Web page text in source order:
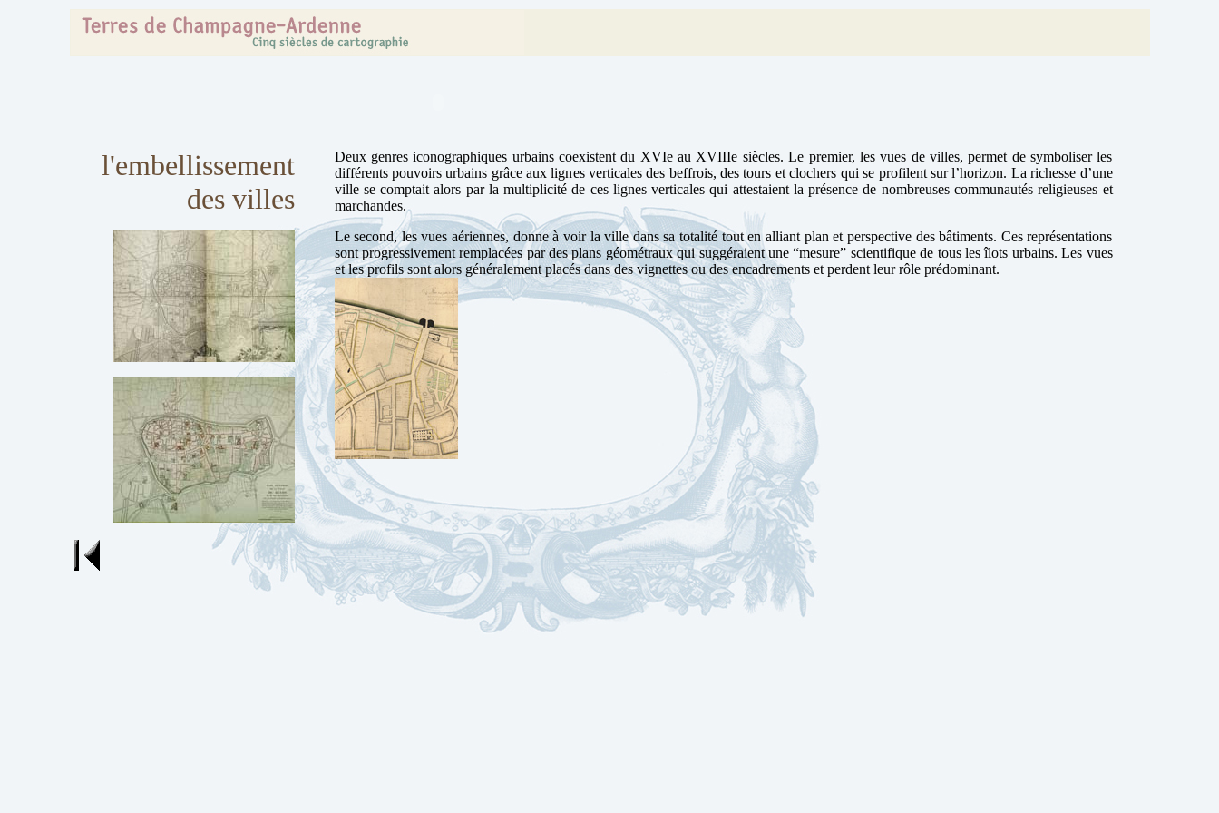
l'embellissement
des villes
Deux genres iconographiques urbains coexistent du XVIe au XVIIIe siècles. Le premier, les vues de villes, permet de symboliser les
différents pouvoirs urbains grâce aux lignes verticales des beffrois, des tours et clochers qui se profilent sur l’horizon. La richesse d’une
ville se comptait alors par la multiplicité de ces lignes verticales qui attestaient la présence de nombreuses communautés religieuses et
marchandes.
Le second, les vues aériennes, donne à voir la ville dans sa totalité tout en alliant plan et perspective des bâtiments. Ces représentations
sont progressivement remplacées par des plans géométraux qui suggéraient une “mesure” scientifique de tous les îlots urbains. Les vues
et les profils sont alors généralement placés dans des vignettes ou des encadrements et perdent leur rôle prédominant.